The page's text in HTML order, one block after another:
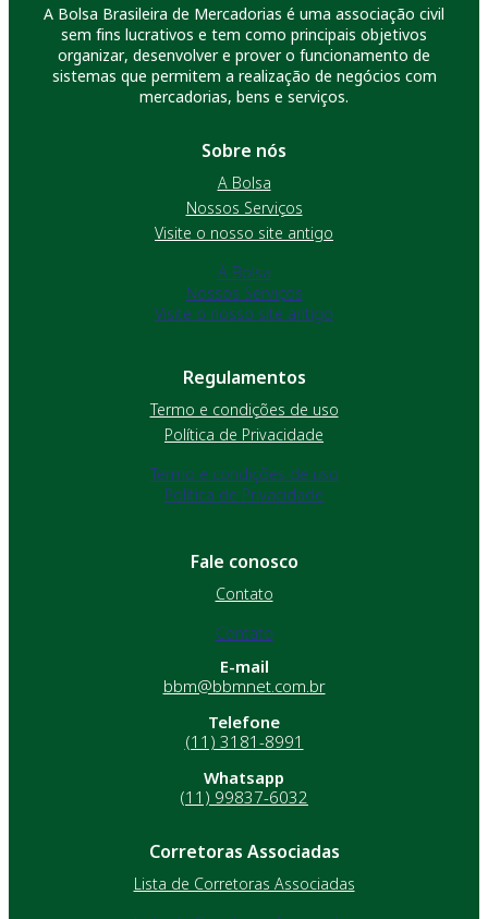
A Bolsa Brasileira de Mercadorias é uma associação civil
sem fins lucrativos e tem como principais objetivos
organizar, desenvolver e prover o funcionamento de
sistemas que permitem a realização de negócios com
mercadorias, bens e serviços.
Sobre nós
A Bolsa
Nossos Serviços
Visite o nosso site antigo
A Bolsa
Nossos Serviços
Visite o nosso site antigo
Regulamentos
Termo e condições de uso
Política de Privacidade
Termo e condições de uso
Política de Privacidade
Fale conosco
Contato
Contato
E-mail
bbm@bbmnet.com.br
Telefone
(11) 3181-8991
Whatsapp
(11) 99837-6032
Corretoras Associadas
Lista de Corretoras Associadas